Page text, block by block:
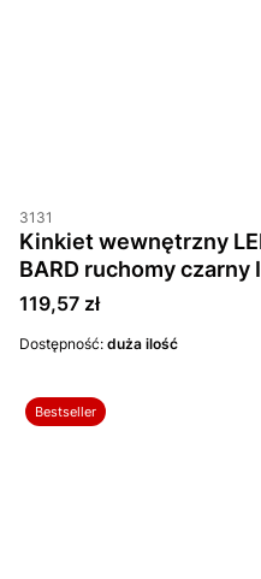
3131
Kinkiet wewnętrzny
BARD ruchomy
Cena
119,57 zł
Dostępność: duża ilość
Bestseller